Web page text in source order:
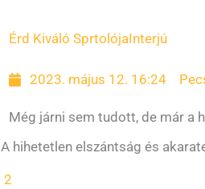
Érd Kiváló SprtolójaInterjú
2023. május 12. 16:24
Még járni sem tudott, de már a
A hihetetlen elszántság és
2